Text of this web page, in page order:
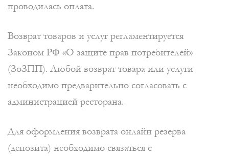
проводилась оплата.
Возврат товаров и услуг регламентируется
Законом РФ «О защите прав потребителей»
(ЗоЗПП). Любой возврат товара или услуги
необходимо предварительно согласовать с
администрацией ресторана.
Для оформления возврата онлайн резерва
(депозита) необходимо связаться с